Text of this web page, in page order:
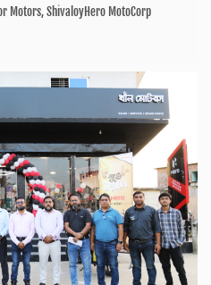
Motors, ShivaloyHero MotoCorp